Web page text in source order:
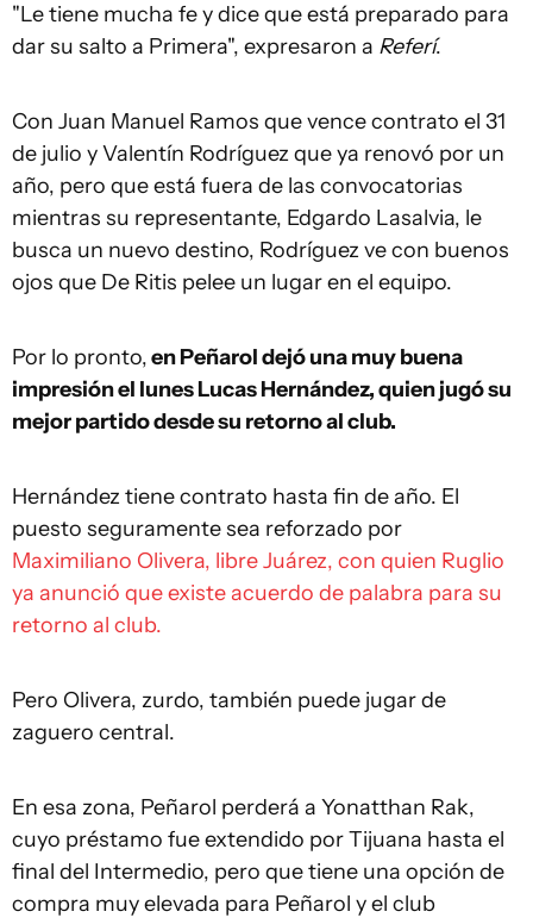
"Le tiene mucha fe y dice que está preparado para
dar su salto a Primera", expresaron a Referí.
Con Juan Manuel Ramos que vence contrato el 31
de julio y Valentín Rodríguez que ya renovó por un
año, pero que está fuera de las convocatorias
mientras su representante, Edgardo Lasalvia, le
busca un nuevo destino, Rodríguez ve con buenos
ojos que De Ritis pelee un lugar en el equipo.
Por lo pronto,en Peñarol dejó una muy buena
impresión el lunes Lucas Hernández, quien jugó su
mejor partido desde su retorno al club.
Hernández tiene contrato hasta fin de año. El
puesto seguramente sea reforzado por
Maximiliano Olivera, libre Juárez, con quien Ruglio
ya anunció que existe acuerdo de palabra para su
retorno al club.
Pero Olivera, zurdo, también puede jugar de
zaguero central.
En esa zona, Peñarol perderá a Yonatthan Rak,
cuyo préstamo fue extendido por Tijuana hasta el
final del Intermedio, pero que tiene una opción de
compra muy elevada para Peñarol y el club